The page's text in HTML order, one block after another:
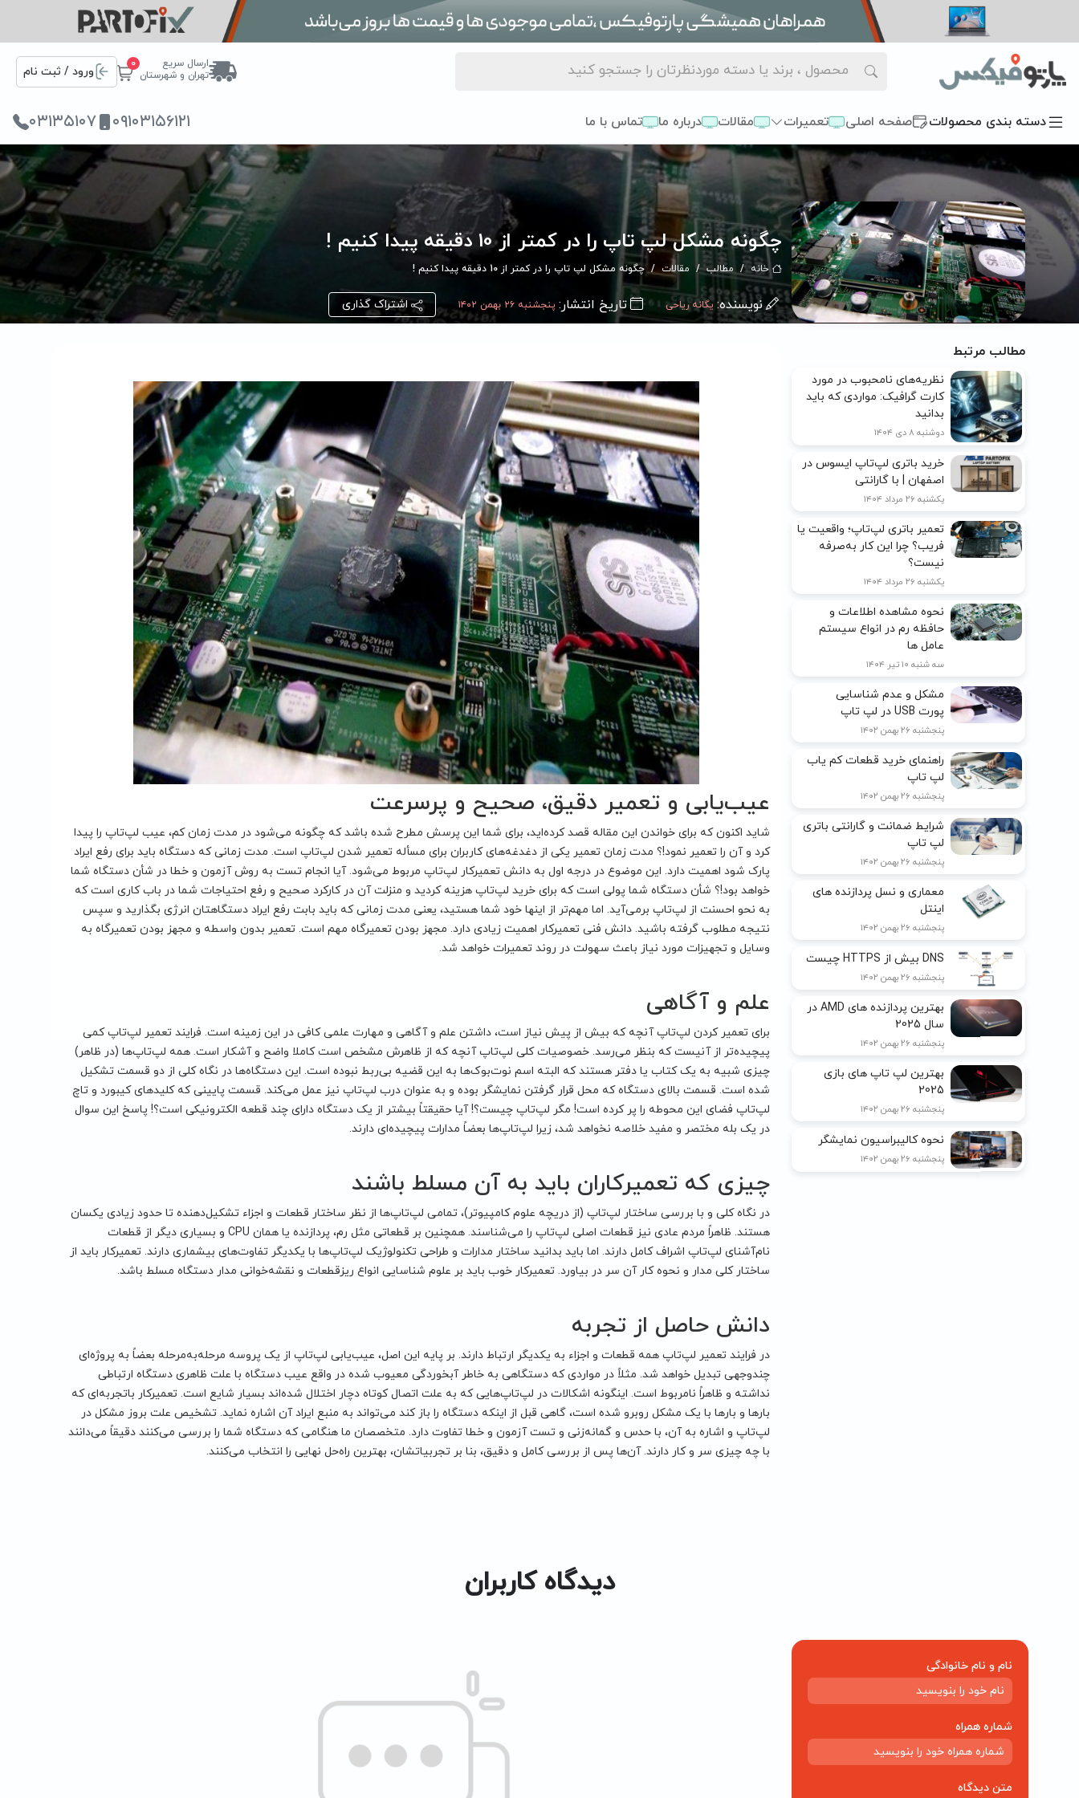
ارسال سریع
تهران و شهرستان
0
ورود / ثبت نام
دسته بندی محصولات صفحه اصلی تعمیرات مقالات درباره ما تماس با ما ۰۹۱۰۳۱۵۶۱۲۱ ۰۳۱۳۵۱۰۷
چگونه مشکل لپ تاپ را در کمتر از 10 دقیقه پیدا کنیم !
خانه مطالب مقالات چگونه مشکل لپ تاپ را در کمتر از 10 دقیقه پیدا کنیم !
نویسنده: یگانه ریاحی تاریخ انتشار: پنجشنبه ۲۶ بهمن ۱۴۰۲ اشتراک گذاری
مطالب مرتبط
نظریه‌های نامحبوب در مورد
کارت گرافیک: مواردی که باید
بدانید
دوشنبه ۸ دی ۱۴۰۴
خرید باتری لپ‌تاپ ایسوس در
اصفهان | با گارانتی
یکشنبه ۲۶ مرداد ۱۴۰۴
تعمیر باتری لپ‌تاپ؛ واقعیت یا
فریب؟ چرا این کار به‌صرفه
نیست؟
یکشنبه ۲۶ مرداد ۱۴۰۴
نحوه مشاهده اطلاعات و
حافظه رم در انواع سیستم
عامل ها
سه شنبه ۱۰ تیر ۱۴۰۴
مشکل و عدم شناسایی
پورت USB در لپ تاپ
پنجشنبه ۲۶ بهمن ۱۴۰۲
راهنمای خرید قطعات کم یاب
لپ تاپ
پنجشنبه ۲۶ بهمن ۱۴۰۲
شرایط ضمانت و گارانتی باتری
لپ تاپ
پنجشنبه ۲۶ بهمن ۱۴۰۲
معماری و نسل پردازنده های
اینتل
پنجشنبه ۲۶ بهمن ۱۴۰۲
DNS بیش از HTTPS چیست
پنجشنبه ۲۶ بهمن ۱۴۰۲
بهترین پردازنده های AMD در
سال 2025
پنجشنبه ۲۶ بهمن ۱۴۰۲
بهترین لپ تاپ های بازی
2025
پنجشنبه ۲۶ بهمن ۱۴۰۲
نحوه کالیبراسیون نمایشگر
پنجشنبه ۲۶ بهمن ۱۴۰۲
عیب‌یابی و تعمیر دقیق، صحیح و پرسرعت
شاید اکنون که برای خواندن این مقاله قصد کرده‌اید، برای شما این پرسش مطرح شده باشد که چگونه می‌شود در مدت زمان کم، عیب لپ‌تاپ را پیدا
کرد و آن را تعمیر نمود!؟ مدت زمان تعمیر یکی از دغدغه‌های کاربران برای مسأله تعمیر شدن لپ‌تاپ است. مدت زمانی که دستگاه باید برای رفع ایراد
پارک شود اهمیت دارد. این موضوع در درجه اول به دانش تعمیرکار لپ‌تاپ مربوط می‌شود. آیا انجام تست به روش آزمون و خطا در شأن دستگاه شما
خواهد بود!؟ شأن دستگاه شما پولی است که برای خرید لپ‌تاپ هزینه کردید و منزلت آن در کارکرد صحیح و رفع احتیاجات شما در باب کاری است که
به نحو احسنت از لپ‌تاپ برمی‌آید. اما مهم‌تر از اینها خود شما هستید، یعنی مدت زمانی که باید بابت رفع ایراد دستگاهتان انرژی بگذارید و سپس
نتیجه مطلوب گرفته باشید. دانش فنی تعمیرکار اهمیت زیادی دارد. مجهز بودن تعمیرگاه مهم است. تعمیر بدون واسطه و مجهز بودن تعمیرگاه به
وسایل و تجهیزات مورد نیاز باعث سهولت در روند تعمیرات خواهد شد.
علم و آگاهی
برای تعمیر کردن لپ‌تاپ آنچه که بیش از پیش نیاز است، داشتن علم و آگاهی و مهارت علمی کافی در این زمینه است. فرایند تعمیر لپ‌تاپ کمی
پیچیده‌تر از آنیست که بنظر می‌رسد. خصوصیات کلی لپ‌تاپ آنچه که از ظاهرش مشخص است کاملا واضح و آشکار است. همه لپ‌تاپ‌ها (در ظاهر)
چیزی شبیه به یک کتاب یا دفتر هستند که البته اسم نوت‌بوک‌ها به این قضیه بی‌ربط نبوده است. این دستگاه‌ها در نگاه کلی از دو قسمت تشکیل
شده است. قسمت بالای دستگاه که محل قرار گرفتن نمایشگر بوده و به عنوان درب لپ‌تاپ نیز عمل می‌کند. قسمت پایینی که کلیدهای کیبورد و تاچ
لپ‌تاپ فضای این محوطه را پر کرده است! مگر لپ‌تاپ چیست؟! آیا حقیقتاً بیشتر از یک دستگاه دارای چند قطعه الکترونیکی است؟! پاسخ این سوال
در یک بله مختصر و مفید خلاصه نخواهد شد، زیرا لپ‌تاپ‌ها بعضاً مدارات پیچیده‌ای دارند.
چیزی که تعمیرکاران باید به آن مسلط باشند
در نگاه کلی و با بررسی ساختار لپ‌تاپ (از دریچه علوم کامپیوتر)، تمامی لپ‌تاپ‌ها از نظر ساختار قطعات و اجزاء تشکیل‌دهنده تا حدود زیادی یکسان
هستند. ظاهراً مردم عادی نیز قطعات اصلی لپ‌تاپ را می‌شناسند. همچنین بر قطعاتی مثل رم، پردازنده یا همان CPU و بسیاری دیگر از قطعات
نام‌آشنای لپ‌تاپ اشراف کامل دارند. اما باید بدانید ساختار مدارات و طراحی تکنولوژیک لپ‌تاپ‌ها با یکدیگر تفاوت‌های بیشماری دارند. تعمیرکار باید از
ساختار کلی مدار و نحوه کار آن سر در بیاورد. تعمیرکار خوب باید بر علوم شناسایی انواع ریزقطعات و نقشه‌خوانی مدار دستگاه مسلط باشد.
دانش حاصل از تجربه
در فرایند تعمیر لپ‌تاپ همه قطعات و اجزاء به یکدیگر ارتباط دارند. بر پایه این اصل، عیب‌یابی لپ‌تاپ از یک پروسه مرحله‌به‌مرحله بعضاً به پروژه‌ای
چندوجهی تبدیل خواهد شد. مثلاً در مواردی که دستگاهی به خاطر آبخوردگی معیوب شده در واقع عیب دستگاه با علت ظاهری دستگاه ارتباطی
نداشته و ظاهراً نامربوط است. اینگونه اشکالات در لپ‌تاپ‌هایی که به علت اتصال کوتاه دچار اختلال شده‌اند بسیار شایع است. تعمیرکار باتجربه‌ای که
بارها و بارها با یک مشکل روبرو شده است، گاهی قبل از اینکه دستگاه را باز کند می‌تواند به منبع ایراد آن اشاره نماید. تشخیص علت بروز مشکل در
لپ‌تاپ و اشاره به آن، با حدس و گمانه‌زنی و تست آزمون و خطا تفاوت دارد. متخصصان ما هنگامی که دستگاه شما را بررسی می‌کنند دقیقاً می‌دانند
با چه چیزی سر و کار دارند. آن‌ها پس از بررسی کامل و دقیق، بنا بر تجربیاتشان، بهترین راه‌حل نهایی را انتخاب می‌کنند.
دیدگاه کاربران
نام و نام خانوادگی
شماره همراه
متن دیدگاه